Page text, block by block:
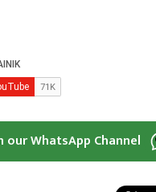
our WhatsApp Channel